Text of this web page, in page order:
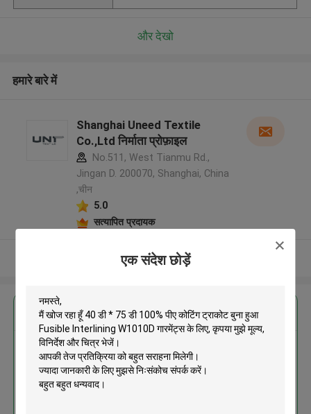
एक संदेश छोड़ें
और देखो
हमारे बारे में
Shanghai Uneed Textile
Co.,Ltd निर्माता प्रोफ़ाइल
No.511, West Tianmu Rd.,
Jingan D. 200070, Shanghai, China
,चीन
5.0
सत्यापित प्रदायक
और देखो
सबसे उत्तम प्रतिदान प्राप्त करें
40 डी * 75 डी 100% पीए कोटिंग
ट्राकोट बुना हुआ Fusible Interlining